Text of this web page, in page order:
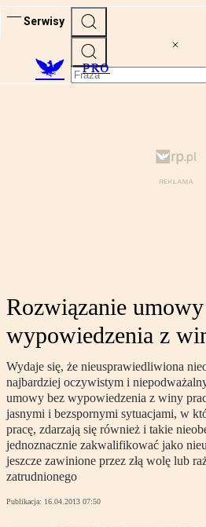
Serwisy
PRO
Rozwiązanie
wypowiedzenia z
Wydaje się, że nieusprawiedliwiona
najbardziej oczywistym i
umowy bez wypowiedzenia z winy
jasnymi i bezspornymi sytuacjami, w
pracę, zdarzają się również i takie
jednoznacznie zakwalifikować jako
jeszcze zawinione przez złą wolę lub
zatrudnionego
Publikacja: 16.04.2013 07:50